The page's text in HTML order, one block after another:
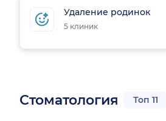
Удаление родинок
5 клиник
Стоматология Топ 11